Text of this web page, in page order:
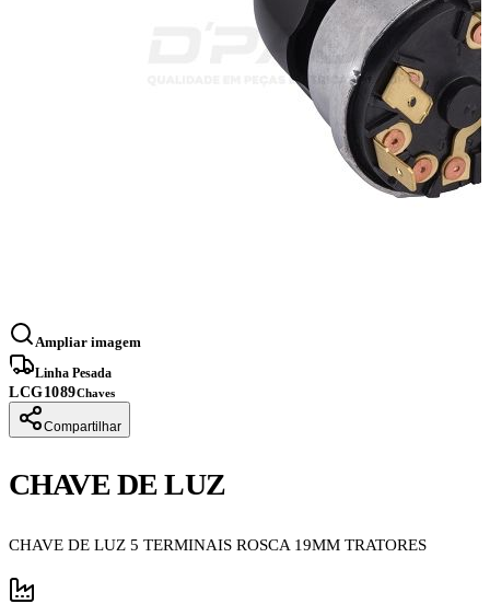
Ampliar imagem
Linha Pesada
LCG1089Chaves
Compartilhar
CHAVE DE LUZ
CHAVE DE LUZ 5 TERMINAIS ROSCA 19MM TRATORES